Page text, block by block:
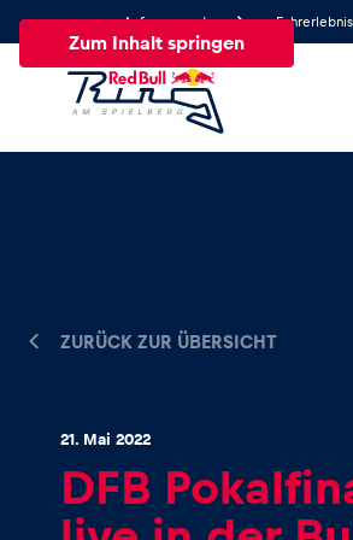
Zum Inhalt springen
Anfrage senden
News
Alle anzeigen
ZURÜCK ZUR ÜBERSICHT
21. Mai 2022
DFB